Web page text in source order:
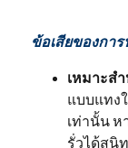
ข้อเสียของกา
เหมาะส
แบบแทง
เท่านั้น ห
รั่วได้สนิท